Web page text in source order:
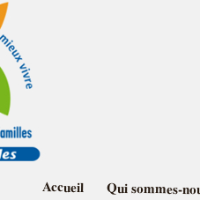
UD
Accueil Qui sommes-